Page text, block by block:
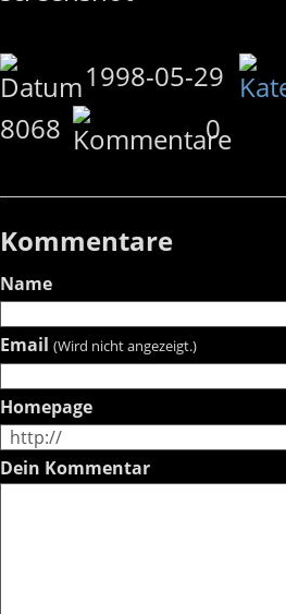
1998-05-29
8068
0
Kommentare
Name
Email (Wird nicht angezeigt.)
Homepage
Dein Kommentar